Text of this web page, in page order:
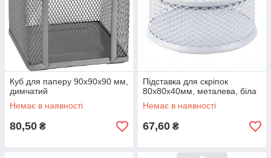
Куб для паперу 90x90x90 мм,
димчатий
Немає в наявності
80,50 ₴
Підставка для скріпок
80x80x40мм, металева, біла
Немає в наявності
67,60 ₴